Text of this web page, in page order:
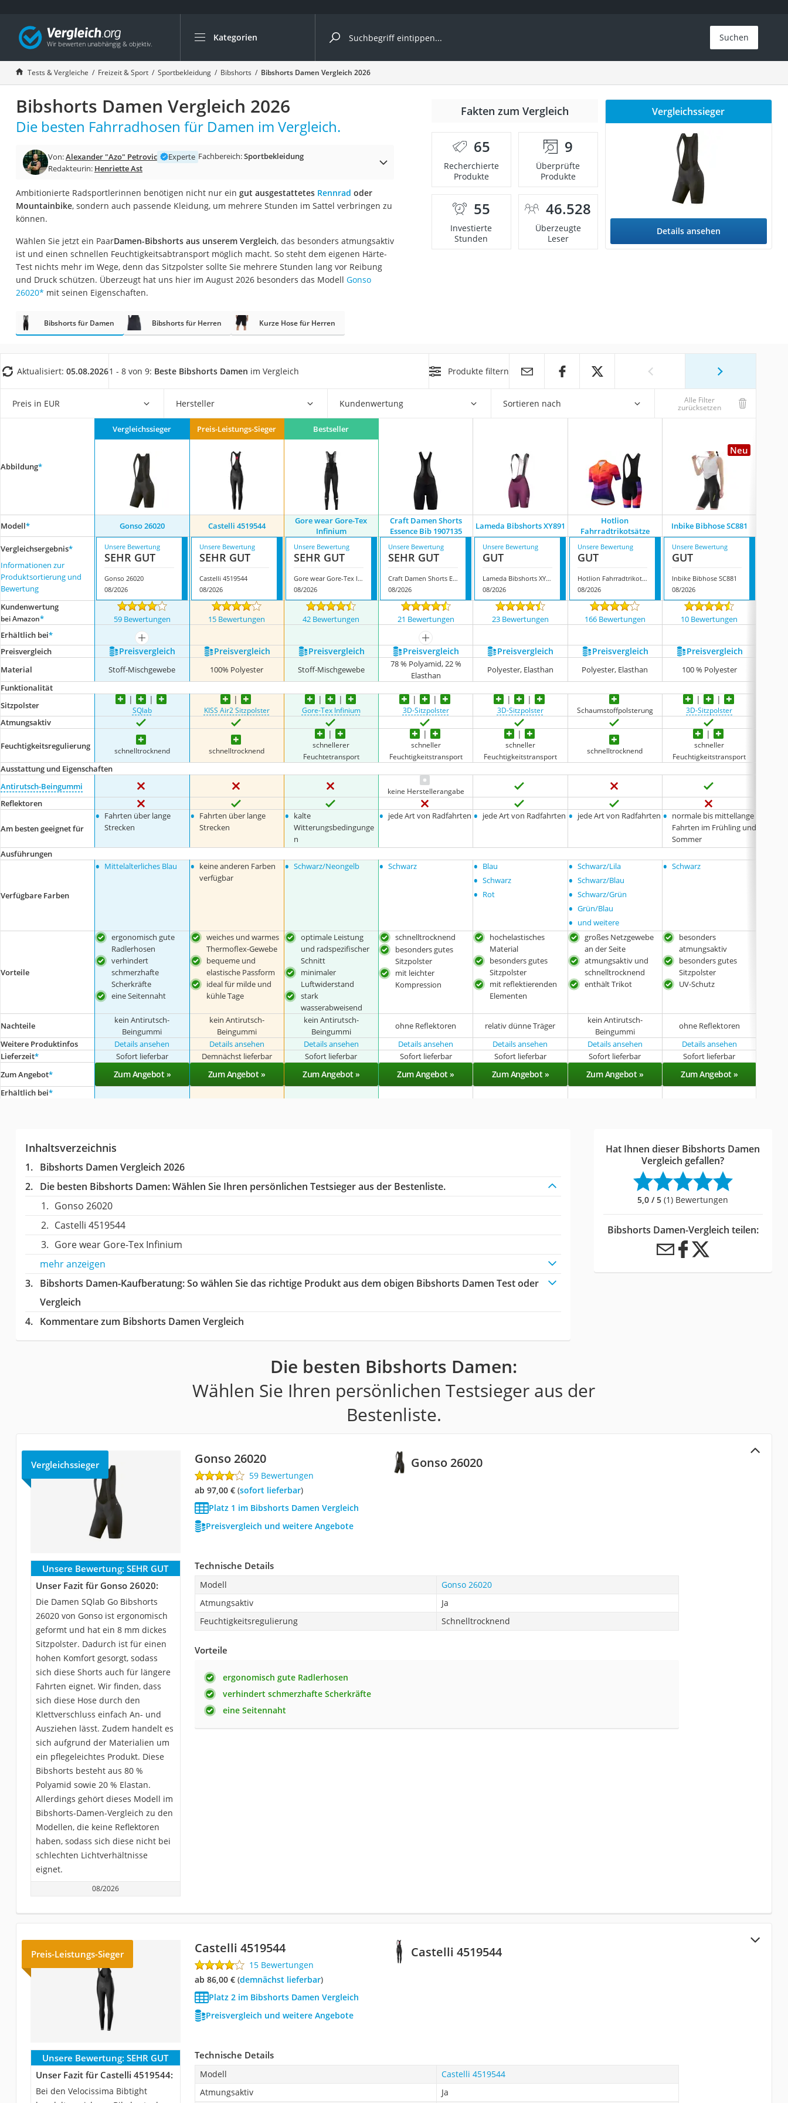
Kategorien
Die beliebtesten Vergleiche nach Kategorie
Freizeit & Sport
Gartentrampolin
Trampolin
Metalldetektor
Trampolin 366 cm
Aluminium-Koffer
Futterboot
E-Bike-Dreirad
Trekkingschuhe Herren
Koffer
Faltschloss
Vibrationsplatte
Wanderschuhe Herren
Sicherheitsweste Reiten
Suchen
Tests & Vergleiche Freizeit & Sport Sportbekleidung Bibshorts Bibshorts Damen Vergleich 2026
Bibshorts Damen Vergleich 2026
Die besten Fahrradhosen für Damen im Vergleich.
Von:Alexander "Azo" Petrovic Experte Fachbereich:Sportbekleidung
Redakteurin: Henriette Ast
Ambitionierte Radsportlerinnen benötigen nicht nur ein gut ausgestattetes Rennrad oder
Mountainbike, sondern auch passende Kleidung, um mehrere Stunden im Sattel verbringen zu
können.
Wählen Sie jetzt ein PaarDamen-Bibshorts aus unserem Vergleich, das besonders atmungsaktiv
ist und einen schnellen Feuchtigkeitsabtransport möglich macht. So steht dem eigenen Härte-
Test nichts mehr im Wege, denn das Sitzpolster sollte Sie mehrere Stunden lang vor Reibung
und Druck schützen. Überzeugt hat uns hier im August 2026 besonders das Modell Gonso
26020* mit seinen Eigenschaften.
Fakten zum Vergleich
65
Recherchierte
Produkte
9
Überprüfte
Produkte
55
Investierte
Stunden
46.528
Überzeugte
Leser
Vergleichssieger
Details ansehen
Bibshorts für Damen Bibshorts für Herren Kurze Hose für Herren
Aktualisiert: 05.08.20261 - 8 von 9: Beste Bibshorts Damen im Vergleich Produkte filtern
Preis in EUR Hersteller Kundenwertung Sortieren nach Alle Filter
zurücksetzen
Abbildung*
Vergleichssieger Preis-Leistungs-Sieger Bestseller
Neu
Modell* Gonso 26020 Castelli 4519544
Gore wear Gore-Tex
Infinium
Craft Damen Shorts
Essence Bib 1907135
Lameda Bibshorts XY891
Hotlion
Fahrradtrikotsätze
Inbike Bibhose SC881
Vergleichsergebnis*
Informationen zur
Produktsortierung und
Bewertung
Unsere Bewertung
SEHR GUT
Gonso 26020
08/2026
Unsere Bewertung
SEHR GUT
Castelli 4519544
08/2026
Unsere Bewertung
SEHR GUT
Gore wear Gore-Tex Infinium
08/2026
Unsere Bewertung
SEHR GUT
Craft Damen Shorts Essence Bib 1907135
08/2026
Unsere Bewertung
GUT
Lameda Bibshorts XY891
08/2026
Unsere Bewertung
GUT
Hotlion Fahrradtrikotsätze
08/2026
Unsere Bewertung
GUT
Inbike Bibhose SC881
08/2026
Kundenwertung
bei Amazon* 59 Bewertungen 15 Bewertungen 42 Bewertungen 21 Bewertungen 23 Bewertungen 166 Bewertungen 10 Bewertungen
Erhältlich bei*
mehr anzeigen
mehr anzeigen
Preis­vergleich
Preis­vergleich Preis­vergleich Preis­vergleich Preis­vergleich Preis­vergleich Preis­vergleich Preis­vergleich
Material Stoff-Mischgewebe 100% Polyester Stoff-Mischgewebe
78 % Polyamid, 22 %
Elasthan
Polyester, Elasthan Polyester, Elasthan 100 % Polyester
Funktionalität
Sitzpolster
SQlab KISS Air2 Sitzpolster Gore-Tex Infinium 3D-Sitzpolster 3D-Sitzpolster Schaumstoffpolsterung 3D-Sitzpolster
Atmungsaktiv
Feuchtigkeitsregulierung schnelltrocknend schnelltrocknend
schnellerer
Feuchtetransport
schneller
Feuchtigkeitstransport
schneller
Feuchtigkeitstransport
schnelltrocknend
schneller
Feuchtigkeitstransport
Ausstattung und Eigenschaften
Antirutsch-Beingummi
keine Herstellerangabe
Reflektoren
Am besten geeignet für
• Fahrten über lange
Strecken
• Fahrten über lange
Strecken
• kalte
Witterungsbedingunge
n
• jede Art von Radfahrten • jede Art von Radfahrten • jede Art von Radfahrten • normale bis mittellange
Fahrten im Frühling und
Sommer
Ausführungen
Verfügbare Farben
• Mittelalterliches Blau • keine anderen Farben
verfügbar
• Schwarz/Neongelb • Schwarz • Blau
• Schwarz
• Rot
• Schwarz/Lila
• Schwarz/Blau
• Schwarz/Grün
• Grün/Blau
• und weitere
• Schwarz
Vorteile
ergonomisch gute
Radlerhosen
verhindert
schmerzhafte
Scherkräfte
eine Seitennaht
weiches und warmes
Thermoflex-Gewebe
bequeme und
elastische Passform
ideal für milde und
kühle Tage
optimale Leistung
und radspezifischer
Schnitt
minimaler
Luftwiderstand
stark
wasserabweisend
schnelltrocknend
besonders gutes
Sitzpolster
mit leichter
Kompression
hochelastisches
Material
besonders gutes
Sitzpolster
mit reflektierenden
Elementen
großes Netzgewebe
an der Seite
atmungsaktiv und
schnelltrocknend
enthält Trikot
besonders
atmungsaktiv
besonders gutes
Sitzpolster
UV-Schutz
Nachteile
kein Antirutsch-
Beingummi
kein Antirutsch-
Beingummi
kein Antirutsch-
Beingummi
ohne Reflektoren relativ dünne Träger
kein Antirutsch-
Beingummi
ohne Reflektoren
Weitere Produktinfos
Details ansehen Details ansehen Details ansehen Details ansehen Details ansehen Details ansehen
Details ansehen
Lieferzeit* Sofort lieferbar Demnächst lieferbar Sofort lieferbar Sofort lieferbar Sofort lieferbar Sofort lieferbar Sofort lieferbar
Zum Angebot* Zum Angebot » Zum Angebot » Zum Angebot » Zum Angebot » Zum Angebot » Zum Angebot » Zum Angebot »
Erhältlich bei*
Inhaltsverzeichnis
Bibshorts Damen Vergleich 2026
Die besten Bibshorts Damen:Wählen Sie Ihren persönlichen Testsieger aus der Bestenliste.
Gonso 26020
Castelli 4519544
Gore wear Gore-Tex Infinium
mehr anzeigen
Bibshorts Damen-Kaufberatung: So wählen Sie das richtige Produkt aus dem obigen Bibshorts Damen Test oder
Vergleich
Kommentare zum Bibshorts Damen Vergleich
Hat Ihnen dieser Bibshorts Damen
Vergleich gefallen?
5,0 / 5 (1) Bewertungen
Bibshorts Damen-Vergleich teilen:
Die besten Bibshorts Damen:
Wählen Sie Ihren persönlichen Testsieger aus der
Bestenliste.
Gonso 26020
Vergleichssieger Gonso 26020
59 Bewertungen
ab 97,00 €( Sofort lieferbar)
Platz 1 im Bibshorts Damen Vergleich
Preisvergleich und weitere Angebote
Unsere Bewertung: SEHR GUT
Unser Fazit für Gonso 26020:
Die Damen SQlab Go Bibshorts
26020 von Gonso ist ergonomisch
geformt und hat ein 8 mm dickes
Sitzpolster. Dadurch ist für einen
hohen Komfort gesorgt, sodass
sich diese Shorts auch für längere
Fahrten eignet. Wir finden, dass
sich diese Hose durch den
Klettverschluss einfach An- und
Ausziehen lässt. Zudem handelt es
sich aufgrund der Materialien um
ein pflegeleichtes Produkt. Diese
Bibshorts besteht aus 80 %
Polyamid sowie 20 % Elastan.
Allerdings gehört dieses Modell im
Bibshorts-Damen-Vergleich zu den
Modellen, die keine Reflektoren
haben, sodass sich diese nicht bei
schlechten Lichtverhältnisse
eignet.
08/2026
Technische Details
Modell
Gonso 26020
Atmungsaktiv
Ja
Feuchtigkeitsregulierung
Schnelltrocknend
Vorteile
ergonomisch gute Radlerhosen
verhindert schmerzhafte Scherkräfte
eine Seitennaht
Castelli 4519544
Preis-Leistungs-Sieger Castelli 4519544
15 Bewertungen
ab 86,00 €( Demnächst lieferbar)
Platz 2 im Bibshorts Damen Vergleich
Preisvergleich und weitere Angebote
Unsere Bewertung: SEHR GUT
Unser Fazit für Castelli 4519544:
Bei den Velocissima Bibtight
Technische Details
Modell
Castelli 4519544
Atmungsaktiv
Ja